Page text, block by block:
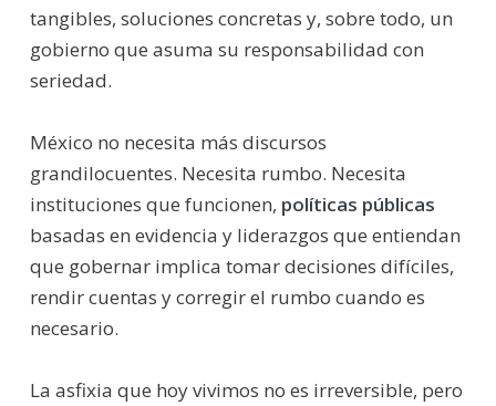
tangibles, soluciones concretas y, sobre todo, un
gobierno que asuma su responsabilidad con
seriedad.
México no necesita más discursos
grandilocuentes. Necesita rumbo. Necesita
instituciones que funcionen, políticas públicas
basadas en evidencia y liderazgos que entiendan
que gobernar implica tomar decisiones difíciles,
rendir cuentas y corregir el rumbo cuando es
necesario.
La asfixia que hoy vivimos no es irreversible, pero